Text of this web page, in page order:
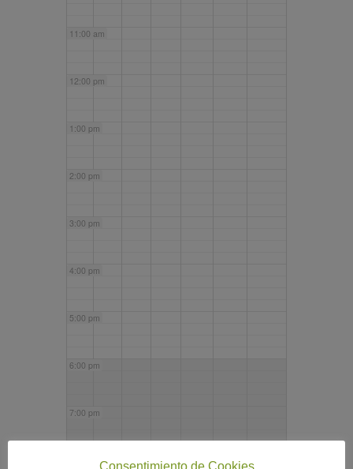
11:00 am
12:00 pm
1:00 pm
2:00 pm
3:00 pm
4:00 pm
5:00 pm
6:00 pm
7:00 pm
Consentimiento de Cookies